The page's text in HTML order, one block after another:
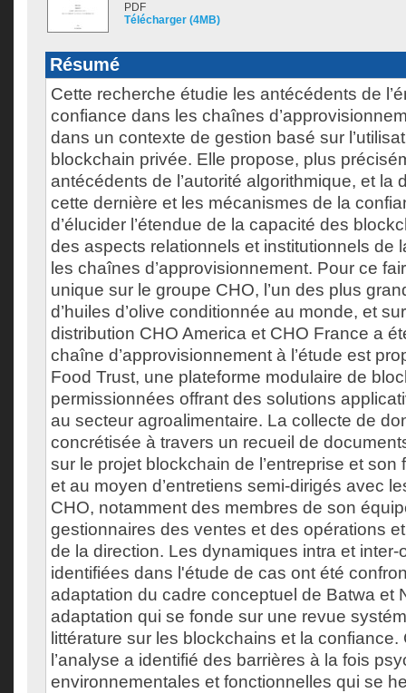
PDF
Télécharger (4MB)
Résumé
Cette recherche étudie les antécédents de
confiance dans les chaînes
dans un contexte de gestion basé sur
blockchain privée. Elle propose, plus
antécédents de l’autorité algorithmique, et la
cette dernière et les mécanismes de la
d’élucider l’étendue de la capacité des
des aspects relationnels et institutionnels de
les chaînes d’approvisionnement. Pour ce
unique sur le groupe CHO, l’un des plus
d’huiles d’olive conditionnée au monde, et
distribution CHO America et CHO France a
chaîne d’approvisionnement à l’étude est
Food Trust, une plateforme modulaire de
permissionnées offrant des solutions
au secteur agroalimentaire. La collecte de
concrétisée à travers un recueil de
sur le projet blockchain de l’entreprise et son
et au moyen d’entretiens semi-dirigés avec
CHO, notamment des membres de son
gestionnaires des ventes et des opérations
de la direction. Les dynamiques intra et
identifiées dans l'étude de cas ont été
adaptation du cadre conceptuel de Batwa et
adaptation qui se fonde sur une revue
littérature sur les blockchains et la confiance.
l’analyse a identifié des barrières à la fois
environnementales et fonctionnelles qui se